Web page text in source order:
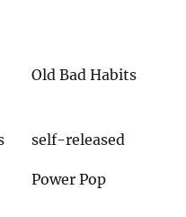
Old Bad Habits
self-released
Power Pop